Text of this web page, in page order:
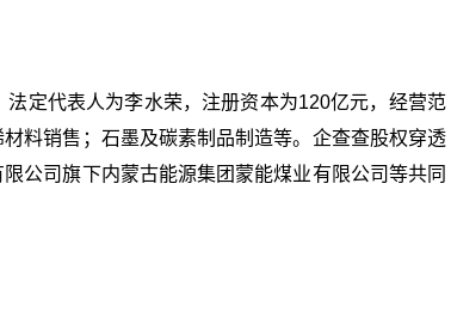
定代表人为李水荣，注册资本为120亿元，经营范
料销售；石墨及碳素制品制造等。企查查股权穿透
公司旗下内蒙古能源集团蒙能煤业有限公司等共同